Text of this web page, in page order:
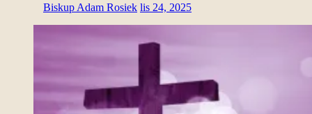
Biskup Adam Rosiek lis 24, 2025